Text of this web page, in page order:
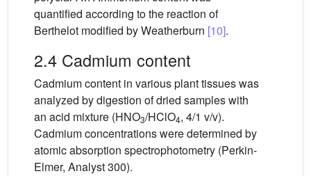
quantified according to the reaction of
Berthelot modified by Weatherburn [10].
2.4 Cadmium content
Cadmium content in various plant tissues was
analyzed by digestion of dried samples with
an acid mixture (HNO3/HClO4, 4/1 v/v).
Cadmium concentrations were determined by
atomic absorption spectrophotometry (Perkin-
Elmer, Analyst 300).